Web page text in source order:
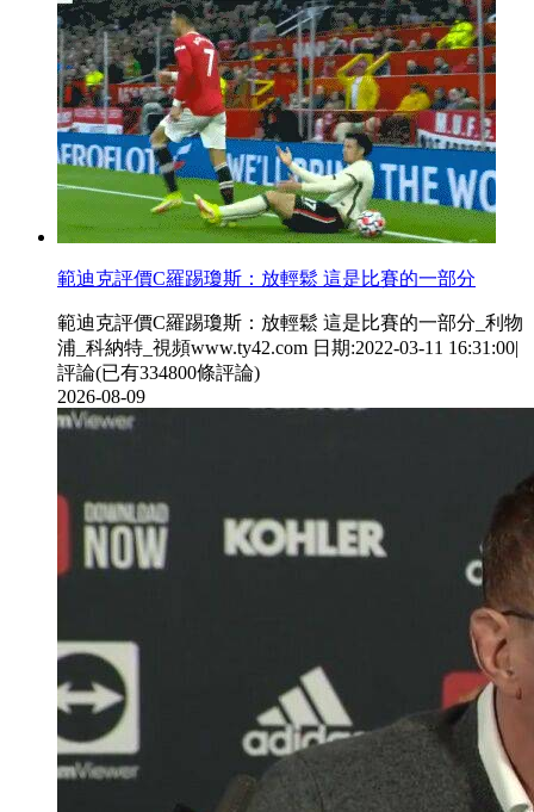
範迪克評價C羅踢瓊斯 ：放輕鬆 這是比賽的一部分
範迪克評價C羅踢瓊斯 ：放輕鬆 這是比賽的一部分_利物
浦_科納特_視頻www.ty42.com 日期:2022-03-11 16:31:00|
評論(已有334800條評論)
2026-08-09